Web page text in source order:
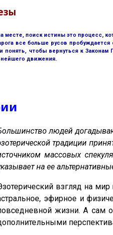
месте, поиск истины это процесс,
все больше русов
понять, чтобы вернуться к
движения.
людей
традиции
массовых
на ее
взгляд на мир
эфирное и
жизни. А сам